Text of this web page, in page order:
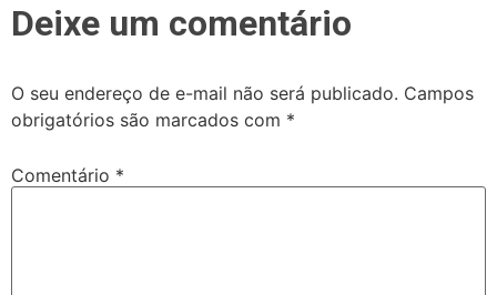
Deixe um comentário
O seu endereço de e-mail não será publicado. Campos
obrigatórios são marcados com *
Comentário *